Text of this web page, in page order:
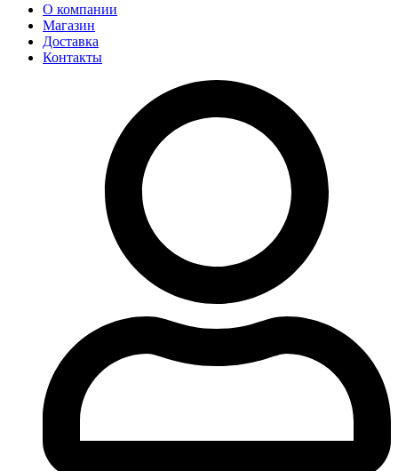
О компании
Магазин
Доставка
Контакты